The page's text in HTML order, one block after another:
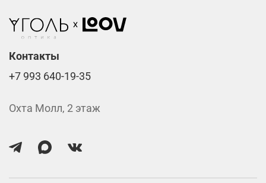
Стоимость указана за две линзы вместе с
изготовлением.
Контакты
+7 993 640-19-35
Охта Молл, 2 этаж